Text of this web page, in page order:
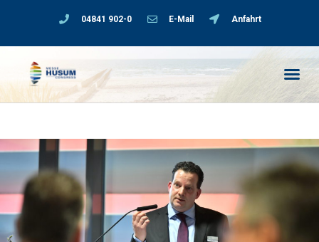
04841 902-0 E-Mail Anfahrt